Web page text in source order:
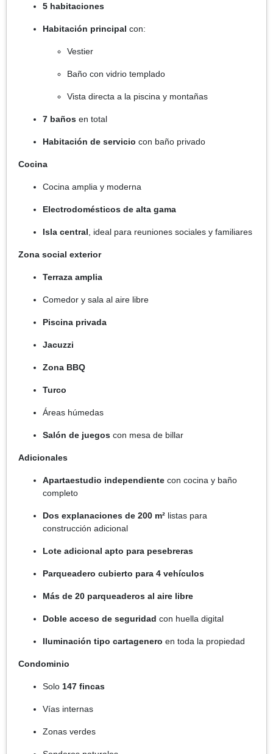
5 habitaciones
Habitación principal con:
Vestier
Baño con vidrio templado
Vista directa a la piscina y montañas
7 baños en total
Habitación de servicio con baño privado
Cocina
Cocina amplia y moderna
Electrodomésticos de alta gama
Isla central , ideal para reuniones sociales y familiares
Zona social exterior
Terraza amplia
Comedor y sala al aire libre
Piscina privada
Jacuzzi
Zona BBQ
Turco
Áreas húmedas
Salón de juegos con mesa de billar
Adicionales
Apartaestudio independiente con cocina y baño
completo
Dos explanaciones de 200 m² listas para
construcción adicional
Lote adicional apto para pesebreras
Parqueadero cubierto para 4 vehículos
Más de 20 parqueaderos al aire libre
Doble acceso de seguridad con huella digital
Iluminación tipo cartagenero en toda la propiedad
Condominio
Solo 147 fincas
Vías internas
Zonas verdes